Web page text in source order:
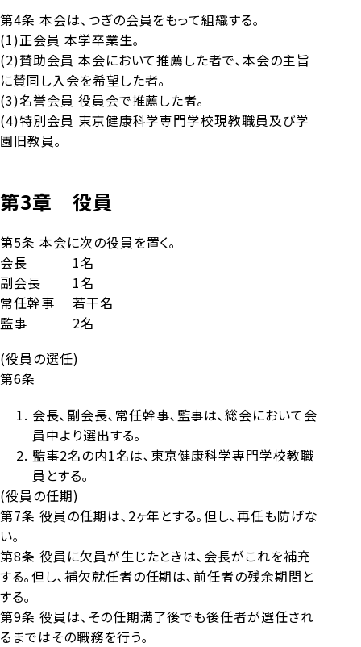
第4条 本会は､つぎの会員をもって組織する｡
(1)正会員 本学卒業生｡
(2)賛助会員 本会において推薦した者で､本会の主旨
に賛同し入会を希望した者｡
(3)名誉会員 役員会で推薦した者｡
(4)特別会員 東京健康科学専門学校現教職員及び学
園旧教員｡
第3章 役員
第5条 本会に次の役員を置く｡
会長 1名
副会長 1名
常任幹事 若干名
監事 2名
(役員の選任)
第6条
会長､副会長､常任幹事､監事は､総会において会
員中より選出する｡
監事2名の内1名は､東京健康科学専門学校教職
員とする｡
(役員の任期)
第7条 役員の任期は､2ヶ年とする｡但し､再任も防げな
い｡
第8条 役員に欠員が生じたときは､会長がこれを補充
する｡但し､補欠就任者の任期は､前任者の残余期間と
する｡
第9条 役員は､その任期満了後でも後任者が選任され
るまではその職務を行う｡